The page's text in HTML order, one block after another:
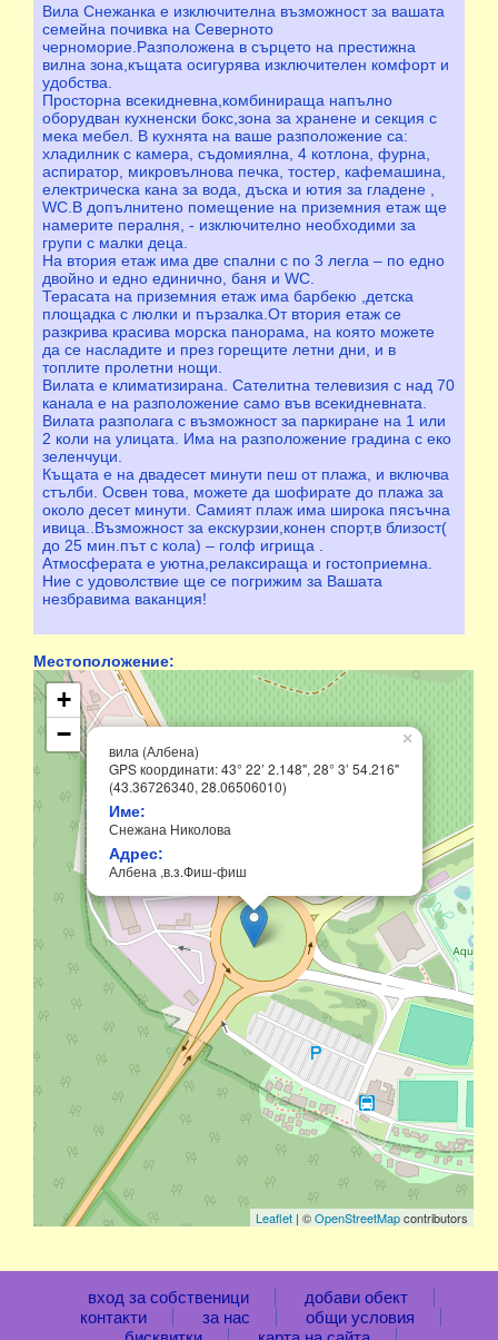
Вила Снежанка е изключителна възможност за вашата
семейна почивка на Северното
черноморие.Разположена в сърцето на престижна
вилна зона,къщата осигурява изключителен комфорт и
удобства.
Просторна всекидневна,комбинираща напълно
оборудван кухненски бокс,зона за хранене и секция с
мека мебел. В кухнята на ваше разположение са:
хладилник с камера, съдомиялнa, 4 котлона, фурна,
аспиратор, микровълнова печка, тостер, кафемашина,
електрическа кана за вода, дъска и ютия за гладене ,
WC.В допълнитено помещение на приземния етаж ще
намерите пералня, - изключително необходими за
групи с малки деца.
На втория етаж има две спални с по 3 легла – по едно
двойно и едно единично, баня и WC.
Терасата на приземния етаж има барбекю ,детска
площадка с люлки и пързалка.От втория етаж се
разкрива красива морска панорама, на която можете
да се насладите и през горещите летни дни, и в
топлите пролетни нощи.
Вилата е климатизирана. Сателитна телевизия с над 70
канала е на разположение само във всекидневната.
Вилата разполага с възможност за паркиране на 1 или
2 коли на улицата. Има на разположение градина с еко
зеленчуци.
Къщата е на двадесет минути пеш от плажа, и включва
стълби. Освен това, можете да шофирате до плажа за
около десет минути. Самият плаж има широка пясъчна
ивица..Възможност за екскурзии,конен спорт,в близост(
до 25 мин.път с кола) – голф игрища .
Атмосферата е уютна,релаксираща и гостоприемна.
Ние с удоволствие ще се погрижим за Вашата
незбравима ваканция!
Местоположение:
вила (Албена)
GPS координати: 43° 22’ 2.148", 28° 3’ 54.216"
(43.36726340, 28.06506010)
Име:
Снежана Николова
Адрес:
Албена ,в.з.Фиш-фиш
×
+
−
Leaflet| ©OpenStreetMapcontributors
вход за собственици
добави обект
контакти
за нас
общи условия